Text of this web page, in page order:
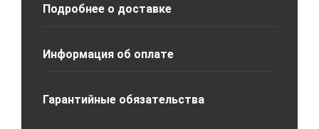
Подробнее о доставке
Информация об оплате
Гарантийные обязательства